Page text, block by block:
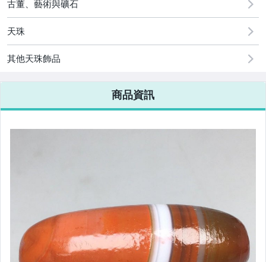
古董、藝術與礦石
天珠
其他天珠飾品
商品資訊